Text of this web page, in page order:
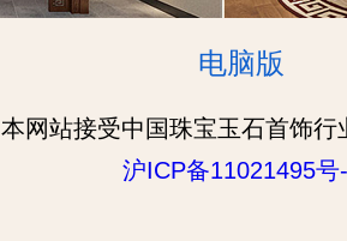
电脑版
本网站接受中国珠宝玉石首饰行
沪ICP备11021495号